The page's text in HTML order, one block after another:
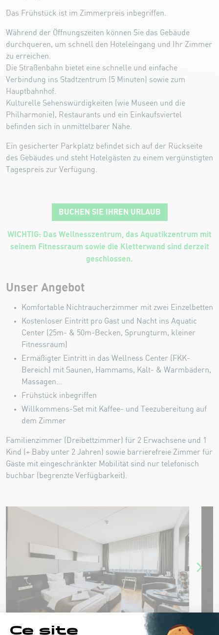
Das Frühstück ist im Zimmerpreis inbegriffen.
Während der Öffnungszeiten können Sie das Gebäude
durchqueren, um schnell den Hoteleingang und Ihr Zimmer
zu erreichen.
Die Straßenbahn bietet eine schnelle und einfache
Verbindung ins Stadtzentrum (5 Minuten) sowie zum
Hauptbahnhof.
Kulturelle Sehenswürdigkeiten (wie Museen und die
Philharmonie), Restaurants und ein Einkaufsviertel
befinden sich in unmittelbarer Nähe.
Ein gesicherter Parkplatz befindet sich auf der Rückseite
des Gebäudes und steht Hotelgästen zu einem vergünstigten
Tagespreis zur Verfügung.
BUCHEN SIE IHREN URLAUB
WICHTIG: Das Wellnesszentrum, das Aquatikzentrum mit
seinem Fitnessraum sowie die Kletterwand sind derzeit
geschlossen.
Unser Angebot
Komfortable Nichtraucherzimmer mit zwei Einzelbetten
Kostenloser Eintritt pro Gast und Nacht ins Aquatic
Center (25m- & 50m-Becken, Sprungturm, kleiner
Fitnessraum)
Ermäßigter Eintritt in das Wellness Center (FKK-
Bereich) mit Saunen, Hammams, Kalt- & Warmbädern,
Massagen...
Frühstück inbegriffen
Willkommens-Set mit Kaffee- und Teezubereitung auf
dem Zimmer
Familienzimmer (Dreibettzimmer) für 2 Erwachsene und 1
Kind (+ Baby unter 2 Jahren) sowie barrierefreie Zimmer für
Gäste mit eingeschränkter Mobilität sind nur telefonisch
buchbar (begrenzte Verfügbarkeit).